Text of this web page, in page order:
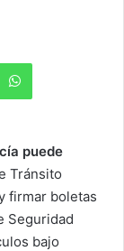
puede
Tránsito
firmar boletas
Seguridad
bajo